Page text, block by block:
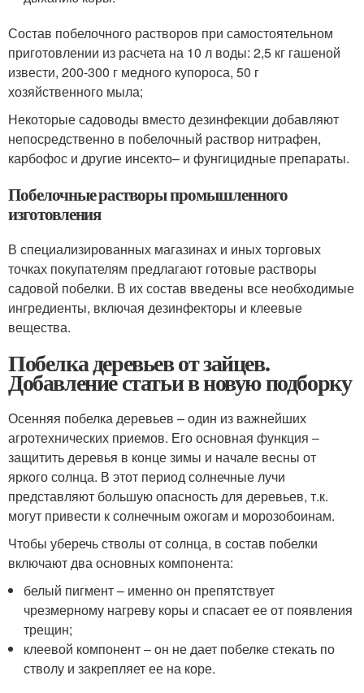
Состав побелочного растворов при самостоятельном
приготовлении из расчета на 10 л воды: 2,5 кг гашеной
извести, 200-300 г медного купороса, 50 г
хозяйственного мыла;
Некоторые садоводы вместо дезинфекции добавляют
непосредственно в побелочный раствор нитрафен,
карбофос и другие инсекто– и фунгицидные препараты.
Побелочные растворы промышленного
изготовления
В специализированных магазинах и иных торговых
точках покупателям предлагают готовые растворы
садовой побелки. В их состав введены все необходимые
ингредиенты, включая дезинфекторы и клеевые
вещества.
Побелка деревьев от зайцев.
Добавление статьи в новую подборку
Осенняя побелка деревьев – один из важнейших
агротехнических приемов. Его основная функция –
защитить деревья в конце зимы и начале весны от
яркого солнца. В этот период солнечные лучи
представляют большую опасность для деревьев, т.к.
могут привести к солнечным ожогам и морозобоинам.
Чтобы уберечь стволы от солнца, в состав побелки
включают два основных компонента:
белый пигмент – именно он препятствует
чрезмерному нагреву коры и спасает ее от появления
трещин;
клеевой компонент – он не дает побелке стекать по
стволу и закрепляет ее на коре.